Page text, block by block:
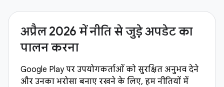
अप्रैल 2026 में नीति से जुड़े अपडेट का
पालन करना
Google Play पर उपयोगकर्ताओं को सुरक्षित अनुभव देने
और उनका भरोसा बनाए रखने के लिए, हम नीतियों में